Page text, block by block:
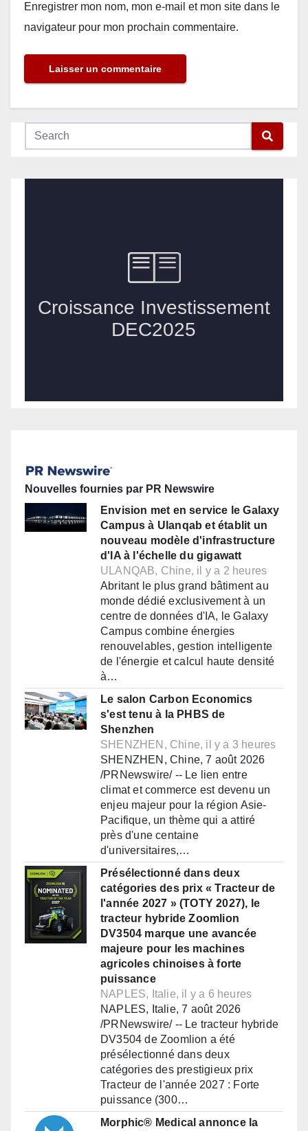
Enregistrer mon nom, mon e-mail et mon site dans le
navigateur pour mon prochain commentaire.
Nouvelles fournies par PR Newswire
Envision met en service le Galaxy
Campus à Ulanqab et établit un
nouveau modèle d'infrastructure
d'IA à l'échelle du gigawatt
ULANQAB, Chine, il y a 2 heures
Abritant le plus grand bâtiment au
monde dédié exclusivement à un
centre de données d'IA, le Galaxy
Campus combine énergies
renouvelables, gestion intelligente
de l'énergie et calcul haute densité
à…
Le salon Carbon Economics
s'est tenu à la PHBS de
Shenzhen
SHENZHEN, Chine, il y a 3 heures
SHENZHEN, Chine, 7 août 2026
/PRNewswire/ -- Le lien entre
climat et commerce est devenu un
enjeu majeur pour la région Asie-
Pacifique, un thème qui a attiré
près d'une centaine
d'universitaires,…
Présélectionné dans deux
catégories des prix « Tracteur de
l'année 2027 » (TOTY 2027), le
tracteur hybride Zoomlion
DV3504 marque une avancée
majeure pour les machines
agricoles chinoises à forte
puissance
NAPLES, Italie, il y a 6 heures
NAPLES, Italie, 7 août 2026
/PRNewswire/ -- Le tracteur hybride
DV3504 de Zoomlion a été
présélectionné dans deux
catégories des prestigieux prix
Tracteur de l'année 2027 : Forte
puissance (300…
Morphic® Medical annonce la